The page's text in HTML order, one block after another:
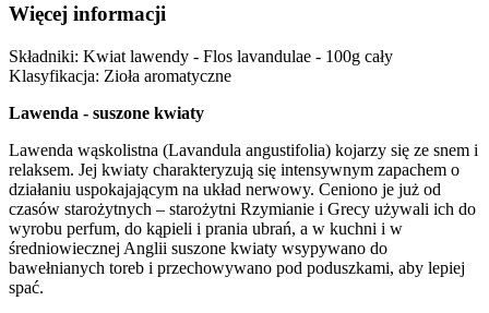
Więcej informacji
Składniki: Kwiat lawendy - Flos lavandulae - 100g cały
Klasyfikacja: Zioła aromatyczne
Lawenda - suszone kwiaty
Lawenda wąskolistna (Lavandula angustifolia) kojarzy się ze snem i
relaksem. Jej kwiaty charakteryzują się intensywnym zapachem o
działaniu uspokajającym na układ nerwowy. Ceniono je już od
czasów starożytnych – starożytni Rzymianie i Grecy używali ich do
wyrobu perfum, do kąpieli i prania ubrań, a w kuchni i w
średniowiecznej Anglii suszone kwiaty wsypywano do
bawełnianych toreb i przechowywano pod poduszkami, aby lepiej
spać.